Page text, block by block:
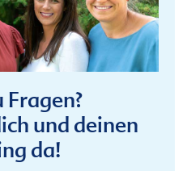
Fragen?
und deinen
da!